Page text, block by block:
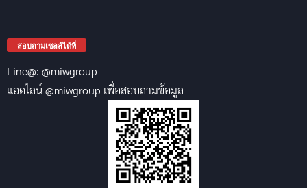
สอบถามเซลล์ได้ที่
Line@: @miwgroup
แอดไลน์ @miwgroup เพื่อสอบถามข้อมูล